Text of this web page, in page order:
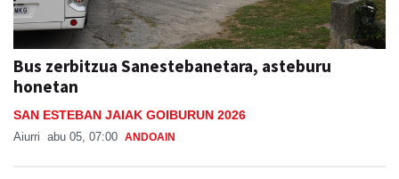
Bus zerbitzua Sanestebanetara, asteburu
honetan
SAN ESTEBAN JAIAK GOIBURUN 2026
Aiurri abu 05, 07:00 ANDOAIN